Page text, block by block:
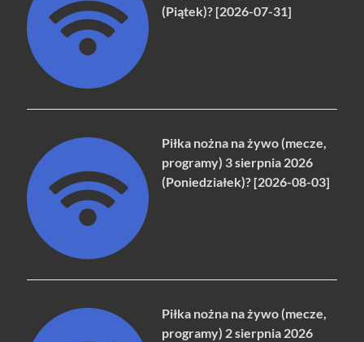
(Piątek)? [2026-07-31]
Piłka nożna na żywo (mecze,
programy) 3 sierpnia 2026
(Poniedziałek)? [2026-08-03]
Piłka nożna na żywo (mecze,
programy) 2 sierpnia 2026